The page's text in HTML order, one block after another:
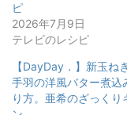
ピ
2026年7月9日
テレビのレシピ
【DayDay．】新玉ね
手羽の洋風バター煮込
り方。亜希のざっくり